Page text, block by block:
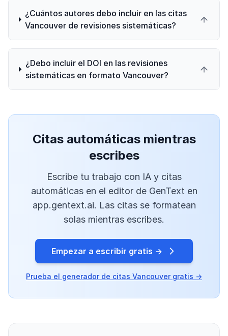
¿Cuántos autores debo incluir en las citas
Vancouver de revisiones sistemáticas?
¿Debo incluir el DOI en las revisiones
sistemáticas en formato Vancouver?
Citas automáticas mientras
escribes
Escribe tu trabajo con IA y citas
automáticas en el editor de GenText en
app.gentext.ai. Las citas se formatean
solas mientras escribes.
Empezar a escribir gratis →
Prueba el generador de citas Vancouver gratis →